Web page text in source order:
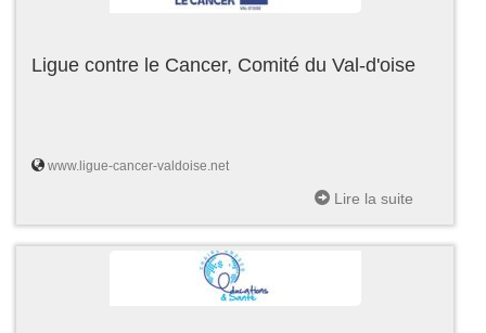
Ligue contre le Cancer, Comité du Val-d'oise
www.ligue-cancer-valdoise.net
Lire la suite